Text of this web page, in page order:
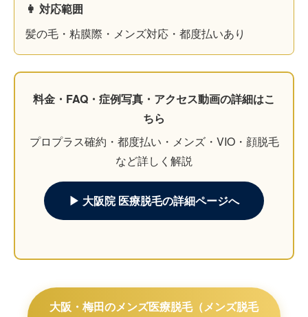
👩 対応範囲
髪の毛・粘膜際・メンズ対応・都度払いあり
料金・FAQ・症例写真・アクセス動画の詳細はこ
ちら
プロプラス確約・都度払い・メンズ・VIO・顔脱毛
など詳しく解説
▶ 大阪院 医療脱毛の詳細ページへ
大阪・梅田のメンズ医療脱毛（メンズ脱毛